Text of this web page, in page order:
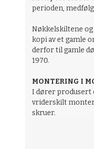
perioden,
Nøkkelskiltene
kopi av et gamle
derfor til gamle
1970.
MONTERING I
I dører produsert
vriderskilt
skruer.